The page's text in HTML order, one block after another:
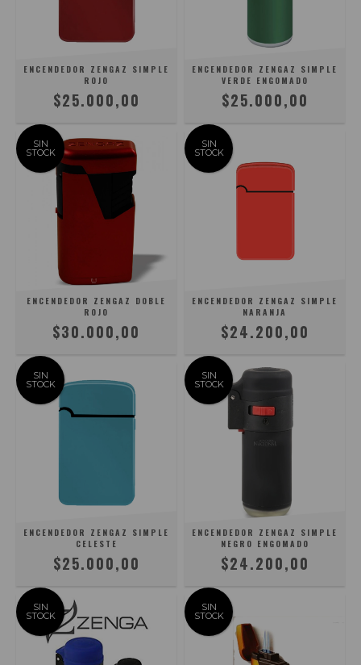
ENCENDEDOR ZENGAZ SIMPLE
ROJO
$25.000,00
ENCENDEDOR ZENGAZ SIMPLE
VERDE ENGOMADO
$25.000,00
SIN
STOCK
ENCENDEDOR ZENGAZ DOBLE
ROJO
$30.000,00
SIN
STOCK
ENCENDEDOR ZENGAZ SIMPLE
NARANJA
$24.200,00
SIN
STOCK
ENCENDEDOR ZENGAZ SIMPLE
CELESTE
$25.000,00
SIN
STOCK
ENCENDEDOR ZENGAZ SIMPLE
NEGRO ENGOMADO
$24.200,00
SIN
STOCK
SIN
STOCK